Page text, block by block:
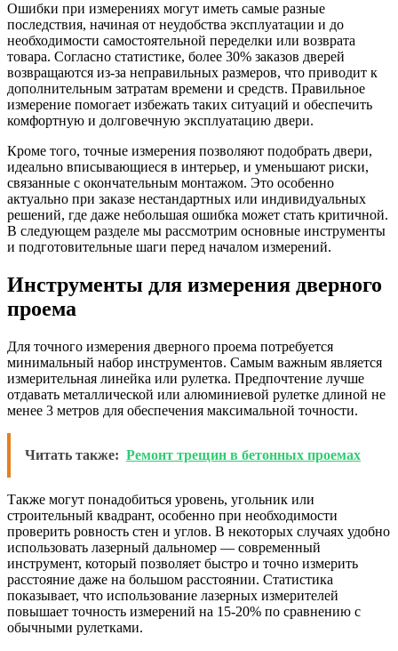
Ошибки при измерениях могут иметь самые разные
последствия, начиная от неудобства эксплуатации и до
необходимости самостоятельной переделки или возврата
товара. Согласно статистике, более 30% заказов дверей
возвращаются из-за неправильных размеров, что приводит к
дополнительным затратам времени и средств. Правильное
измерение помогает избежать таких ситуаций и обеспечить
комфортную и долговечную эксплуатацию двери.
Кроме того, точные измерения позволяют подобрать двери,
идеально вписывающиеся в интерьер, и уменьшают риски,
связанные с окончательным монтажом. Это особенно
актуально при заказе нестандартных или индивидуальных
решений, где даже небольшая ошибка может стать критичной.
В следующем разделе мы рассмотрим основные инструменты
и подготовительные шаги перед началом измерений.
Инструменты для измерения дверного
проема
Для точного измерения дверного проема потребуется
минимальный набор инструментов. Самым важным является
измерительная линейка или рулетка. Предпочтение лучше
отдавать металлической или алюминиевой рулетке длиной не
менее 3 метров для обеспечения максимальной точности.
Читать также: Ремонт трещин в бетонных проемах
Также могут понадобиться уровень, угольник или
строительный квадрант, особенно при необходимости
проверить ровность стен и углов. В некоторых случаях удобно
использовать лазерный дальномер — современный
инструмент, который позволяет быстро и точно измерить
расстояние даже на большом расстоянии. Статистика
показывает, что использование лазерных измерителей
повышает точность измерений на 15-20% по сравнению с
обычными рулетками.